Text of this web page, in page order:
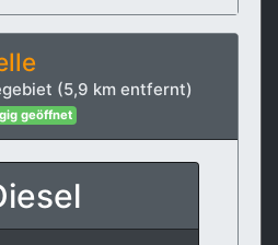
(5,9 km entfernt)
geöffnet